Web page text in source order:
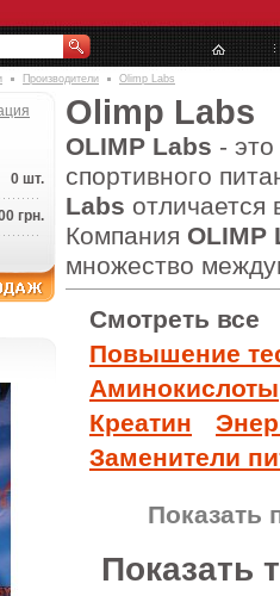
Производители Olimp Labs
0 шт.
грн.
Olimp Labs
OLIMP Labs -
спортивного
Labs
Компания OLIMP
множество
Смотреть все
Повышение
Аминокислоты
Креатин
Заменители
Показать
Показать